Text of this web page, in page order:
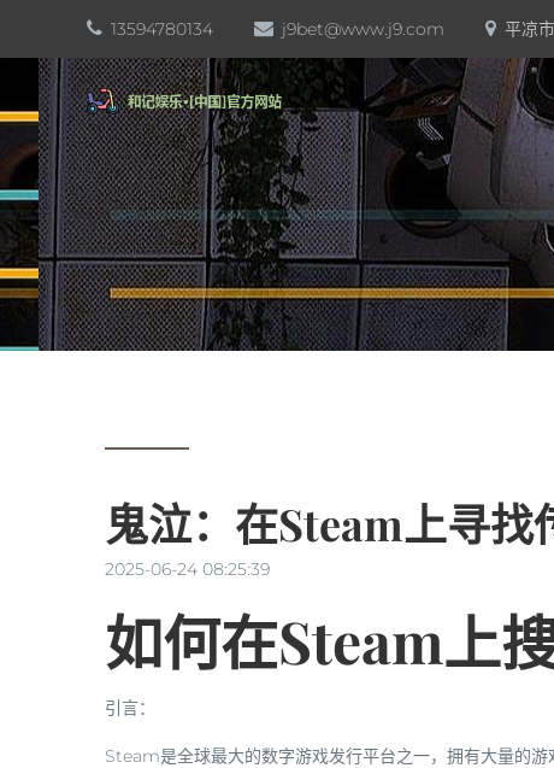
13594780134 j9bet@www.j9.com 平凉
鬼泣：在Steam上寻找
2025-06-24 08:25:39
如何在Steam上
引言：
Steam是全球最大的数字游戏发行平台之一，拥有大量的